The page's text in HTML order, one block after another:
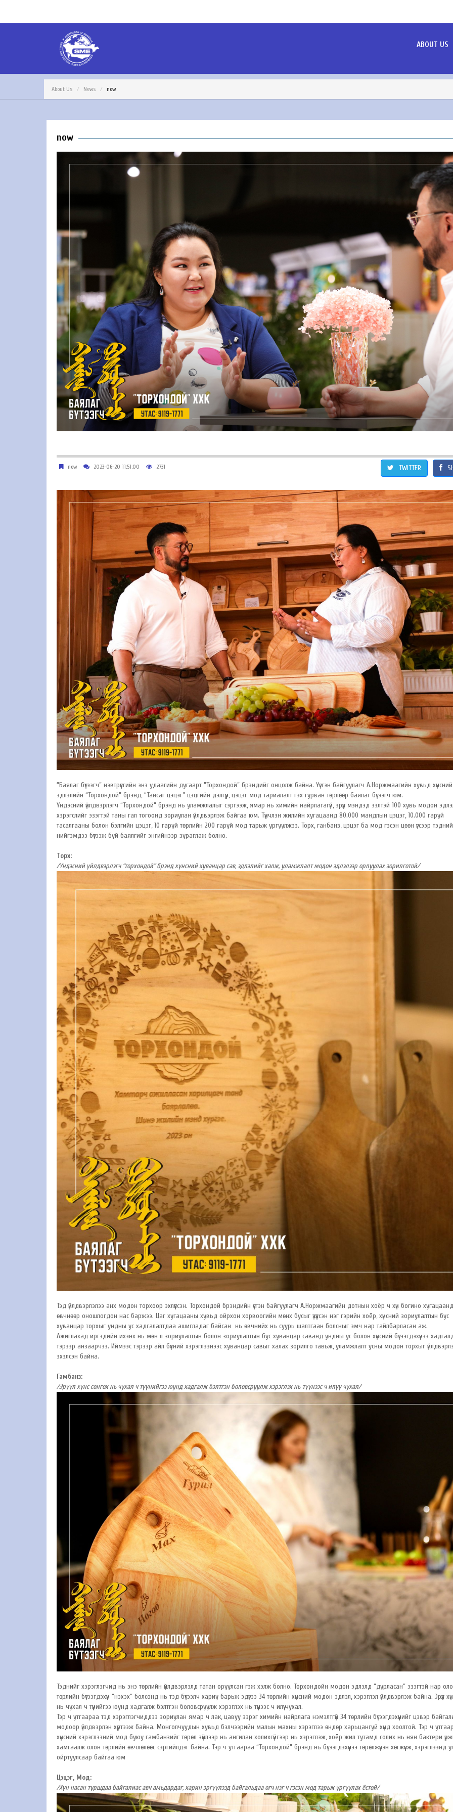
ABOUT US
About Us News now
now
now 2023-06-20 11:51:00 2731 TWITTER
“Баялаг бүтээгч” нэвтрүүлгийн энэ удаагийн дугаарт “Торхондой” брэндийг онцолж байна. Үүсгэн байгуулагч А.Норжмаагийн хувьд
эдлэлийн “Торхондой” брэнд, “Тансаг цэцэг” цэцгийн дэлгүүр, цэцэг мод тариалалт гэх гурван төрлөөр баялаг бүтээгч юм.
Үндэсний үйлдвэрлэгч “Торхондой” брэнд нь уламжлалыг сэргээж, ямар нь химийн найрлагагүй, эрүүл мэндэд ээлтэй 100 хувь модон
хэрэгслийг эзэгтэй таны гал тогоонд зориулан үйлдвэрлэж байгаа юм. Түүнчлэн жилийн хугацаанд 80.000 мандлын цэцэг, 10.000 гаруй
тасалгааны болон бэлгийн цэцэг, 10 гаруй төрлийн 200 гаруй мод тарьж ургуулжээ. Торх, ганбанз, цэцэг ба мод гэсэн цөөн үгсээр тэдний
нийгэмдээ бүтээж буй баялгийг энгийнээр зураглаж болно.
Торх:
/Үндэсний үйлдвэрлэгч “торхондой” брэнд хүнсний хуванцар сав, эдлэлийг халж, уламжлалт модон эдлэлээр орлуулах зорилготой/
Тэд үйлдвэрлэлээ анх модон торхоор эхлүүлсэн. Торхондой брэндийн үүсгэн байгуулагч А.Норжмаагийн дотнын хоёр ч хүн богино
өвчнөөр оношлогдон нас баржээ. Цаг хугацааны хувьд ойрхон хорвоогийн мөнх бусыг үзүүлсэн нэг гэрийн хоёр, хүнсний зориулалтын бус
хуванцар торхыг ундны ус хадгалалтдаа ашигладаг байсан нь өвчнийх нь суурь шалтгаан болсныг эмч нар тайлбарласан аж.
Ажиглахад иргэдийн ихэнх нь мөн л зориулалтын болон зориулалтын бус хуванцар саванд ундны ус болон хүнсний бүтээгдэхүүнээ
тэрээр анзаарчээ. Иймээс тэрээр айл бүхний хэрэглээнээс хуванцар савыг халах зорилго тавьж, уламжлалт усны модон торхыг
эхэлсэн байна.
Гамбанз:
/Эрүүл хүнс сонгох нь чухал ч түүнийгээ юунд хадгалж бэлтгэн боловсруулж хэрэглэх нь түүнээс ч илүү чухал/
Тэднийг хэрэглэгчид нь энэ төрлийн үйлдвэрлэлд татан оруулсан гэж хэлж болно. Торхондойн модон эдлэлд “дурласан” эзэгтэй нар
төрлийн бүтээгдэхүүн “нэхэх” болсонд нь тэд бүтээлч хариу барьж эдүгээ 34 төрлийн хүнсний модон эдлэл, хэрэглэл үйлдвэрлэж байна. Эрүүл
нь чухал ч түүнийгээ юунд хадгалж бэлтгэн боловсруулж хэрэглэх нь түүнээс ч илүү чухал.
Тэр ч утгаараа тэд хэрэглэгчиддээ зориулан ямар ч лак, цавуу зэрэг химийн найрлага нэмэлтгүй 34 төрлийн бүтээгдэхүүнийг цэвэр
модоор үйлдвэрлэн хүртээж байна. Монголчуудын хувьд бэлчээрийн малын махны хэрэглээ өндөр харьцангуй хүнд хоолтой. Тэр ч
хүнсний хэрэглээний мод буюу гамбанзийг төрөл зүйлээр нь ангилан холихгүйгээр нь хэрэглэж, хоёр жил тутамд солих нь нян бактери
хамгаалж олон төрлийн өвчлөлөөс сэргийлдэг байна. Тэр ч утгаараа “Торхондой” брэнд нь бүтээгдэхүүнээ төрөлжүүлэн хөгжүүлж, хэрэглээнд
ойртуулсаар байгаа юм
Цэцэг, Мод:
/Хүн насан туршдаа байгалиас авч амьдардаг, харин эргүүлээд байгальдаа өгч нэг ч гэсэн мод тарьж ургуулах ёстой/